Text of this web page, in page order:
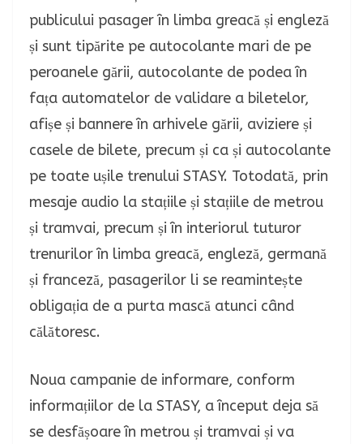
publicului pasager în limba greacă și engleză
și sunt tipărite pe autocolante mari de pe
peroanele gării, autocolante de podea în
fața automatelor de validare a biletelor,
afișe și bannere în arhivele gării, aviziere și
casele de bilete, precum și ca și autocolante
pe toate ușile trenului STASY. Totodată, prin
mesaje audio la stațiile și stațiile de metrou
și tramvai, precum și în interiorul tuturor
trenurilor în limba greacă, engleză, germană
și franceză, pasagerilor li se reamintește
obligația de a purta mască atunci când
călătoresc.
Noua campanie de informare, conform
informațiilor de la STASY, a început deja să
se desfășoare în metrou și tramvai și va